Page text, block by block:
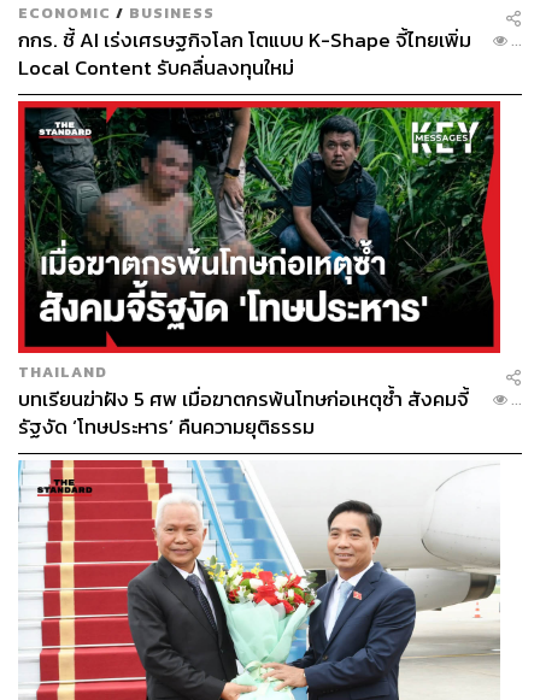
ECONOMIC / BUSINESS
กกร. ชี้ AI เร่งเศรษฐกิจโลก โตแบบ K-Shape จี้ไทยเพิ่ม
Local Content รับคลื่นลงทุนใหม่
...
THAILAND
บทเรียนฆ่าฝัง 5 ศพ เมื่อฆาตกรพ้นโทษก่อเหตุซ้ำ สังคมจี้
รัฐงัด ‘โทษประหาร’ คืนความยุติธรรม
...